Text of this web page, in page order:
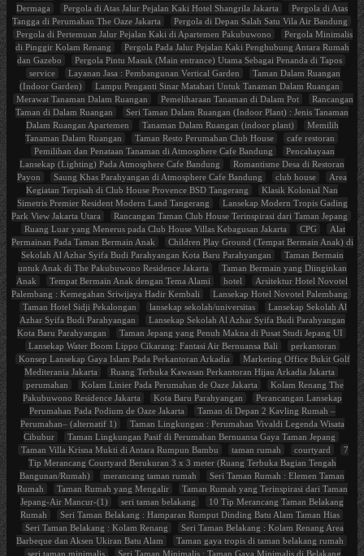
Dermaga
Pergola di Atas Jalur Pejalan Kaki Hotel Shangrila Jakarta
Pergola di Atas
Tangga di Perumahan The Oaze Jakarta
Pergola di Depan Salah Satu Vila Air Bandung
Pergola di Pertemuan Jalur Pejalan Kaki di Apartemen Pakubuwono
Pergola Minimalis
di Pinggir Kolam Renang
Pergola Pada Jalur Pejalan Kaki Penghubung Antara Rumah
dan Gazebo
Pergola Pintu Masuk (Main entrance) Utama Sebagai Penanda di Tapos
service
Layanan Jasa : Pembangunan Vertical Garden
Taman Dalam Ruangan
(Indoor Garden)
Lampu Penganti Sinar Matahari Untuk Tanaman Dalam Ruangan
Merawat Tanaman Dalam Ruangan
Pemeliharaan Tanaman di Dalam Pot
Rancangan
Taman di Dalam Ruangan
Seri Taman Dalam Ruangan (Indoor Plant) : Jenis Tanaman
Dalam Ruangan Apartemen
Tanaman Dalam Ruangan (indoor plant)
Memilih
Tanaman Dalam Ruangan
Taman Resto Perumahan Club House
cafe restoran
Pemilihan dan Penataan Tanaman di Atmosphere Cafe Bandung
Pencahayaan
Lansekap (Lighting) Pada Atmosphere Cafe Bandung
Romantisme Desa di Restoran
Payon
Saung Khas Parahyangan di Atmosphere Cafe Bandung club house
Area
Kegiatan Terpisah di Club House Provence BSD Tangerang
Klasik Kolonial Nan
Simetris Premier Resident Modern Land Tangerang
Lansekap Modern Tropis Gading
Park View Jakarta Utara
Rancangan Taman Club House Terinspirasi dari Taman Jepang
Ruang Luar yang Menerus pada Club House Villas Kebagusan Jakarta
CPG
Alat
Permainan Pada Taman Bermain Anak
Children Play Ground (Tempat Bermain Anak) di
Sekolah Al Azhar Syifa Budi Parahyangan Kota Baru Parahyangan
Taman Bermain
untuk Anak di The Pakubuwono Residence Jakarta
Taman Bermain yang Diinginkan
Anak
Tempat Bermain Anak dengan Tema Alami hotel
Arsitektur Hotel Novotel
Palembang : Kemegahan Sriwijaya Hadir Kembali
Lansekap Hotel Novotel Palembang
Taman Hotel Sidji Pekalongan
lansekap sekolah/universitas
Lansekap Sekolah Al
Azhar Syifa Budi Parahyangan
Lansekap Sekolah Al Azhar Syifa Budi Parahyangan
Kota Baru Parahyangan
Taman Jepang yang Penuh Makna di Pusat Studi Jepang UI
Lansekap Water Boom Lippo Cikarang: Fantasi Air Bernuansa Bali
perkantoran
Konsep Lansekap Gaya Islam Pada Perkantoran Arkadia
Marketing Office Bukit Golf
Mediterania Jakarta
Ruang Terbuka Kawasan Perkantoran Hijau Arkadia Jakarta
perumahan
Kolam Linier Pada Perumahan de Oaze Jakarta
Kolam Renang The
Pakubuwono Residence Jakarta
Kota Baru Parahyangan
Perancangan Lansekap
Perumahan Pada Podium de Oaze Jakarta
Taman di Depan 2 Kavling Rumah –
Perumahan– (alternatif 1)
Taman Lingkungan : Perumahan Vivaldi Legenda Wisata
Cibubur
Taman Lingkungan Pasif di Perumahan Bernuansa Gaya Taman Jepang
Taman Villa Krisna Mukti di Antara Rumpun Bambu
taman rumah courtyard
7
Tip Merancang Courtyard Berukuran 3 x 3 meter (Ruang Terbuka Bagian Tengah
Bangunan/Rumah)
merancang taman rumah
Seri Taman Rumah : Elemen Taman
Rumah
Taman Rumah yang Mengalir
Taman Rumah yang Terinspirasi dari Taman
Jepang-Air Mancur-(1)
seri taman belakang
10 Tip Merancang Taman Belakang
Rumah
Seri Taman Belakang : Hamparan Rumput Dinding Batu Alam Taman Hias
Seri Taman Belakang : Kolam Renang
Seri Taman Belakang : Kolam Renang Area
Barbeque dan Aksen Ukiran Batu Alam
Taman gaya tropis di taman belakang rumah
seri taman minimalis
Seri Taman Minimalis : Taman Gaya Minimalis di Belakang